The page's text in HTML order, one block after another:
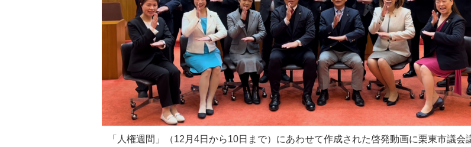
「人権週間」（12月4日から10日まで）にあわせて作成された啓発動画に栗東市議会